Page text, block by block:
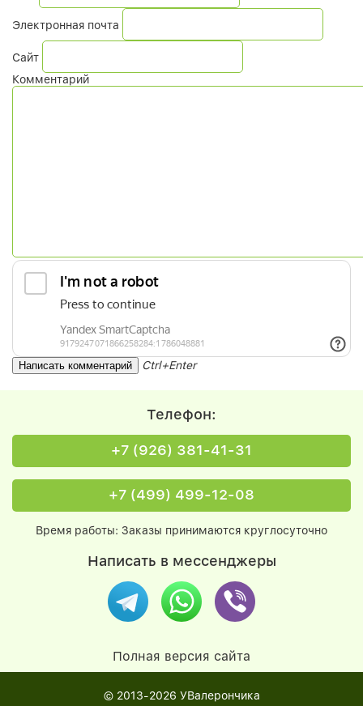
Электронная почта
Сайт
Комментарий
Ctrl+Enter
Телефон:
+7 (926) 381-41-31
+7 (499) 499-12-08
Время работы: Заказы принимаются круглосуточно
Написать в мессенджеры
Полная версия сайта
© 2013-2026 УВалерончика